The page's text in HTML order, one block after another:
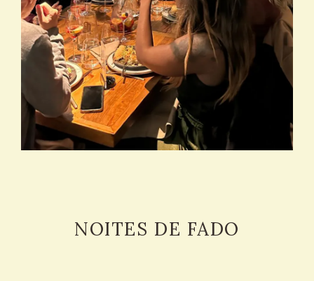
NOITES DE FADO